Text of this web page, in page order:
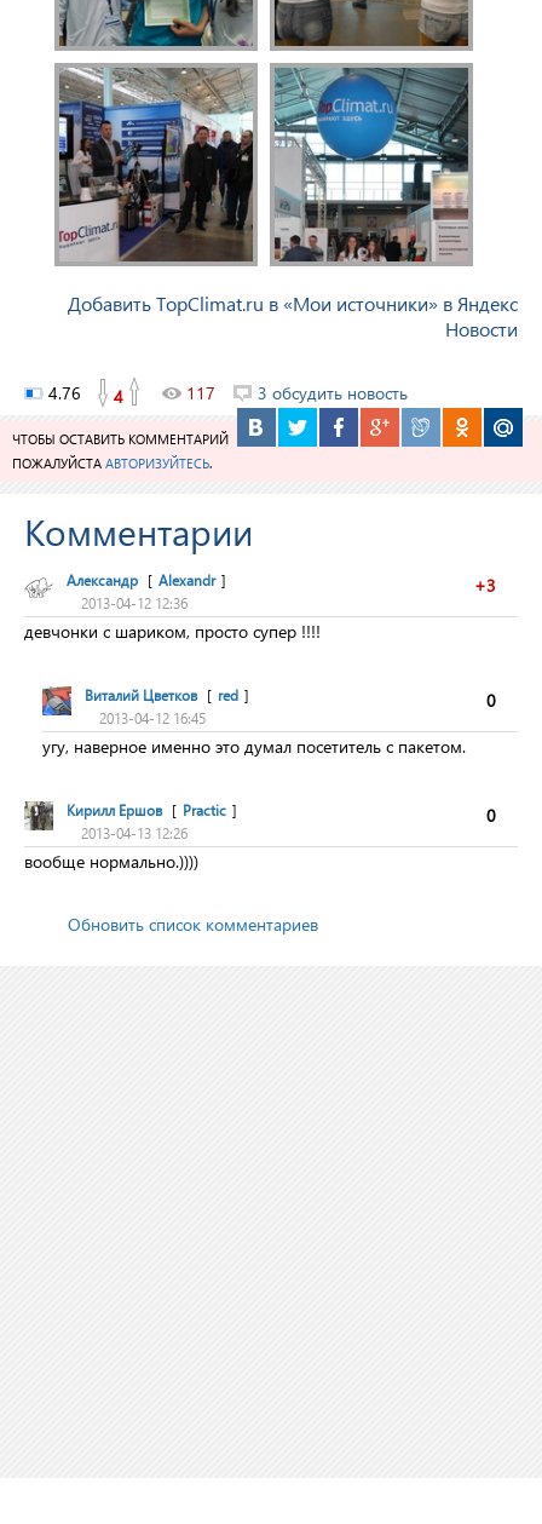
Добавить TopClimat.ru в «Мои источники» в Яндекс
Новости
4.76 4 117 3 обсудить новость
ЧТОБЫ ОСТАВИТЬ КОММЕНТАРИЙ
ПОЖАЛУЙСТА АВТОРИЗУЙТЕСЬ.
Комментарии
+3
Александр [ Alexandr ]
2013-04-12 12:36
девчонки с шариком, просто супер !!!!
0
Виталий Цветков [ red ]
2013-04-12 16:45
угу, наверное именно это думал посетитель с пакетом.
0
Кирилл Ершов [ Practic ]
2013-04-13 12:26
вообще нормально.))))
Обновить список комментариев